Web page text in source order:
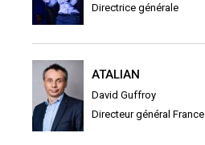
Directrice générale
ATALIAN
David Guffroy
Directeur général France